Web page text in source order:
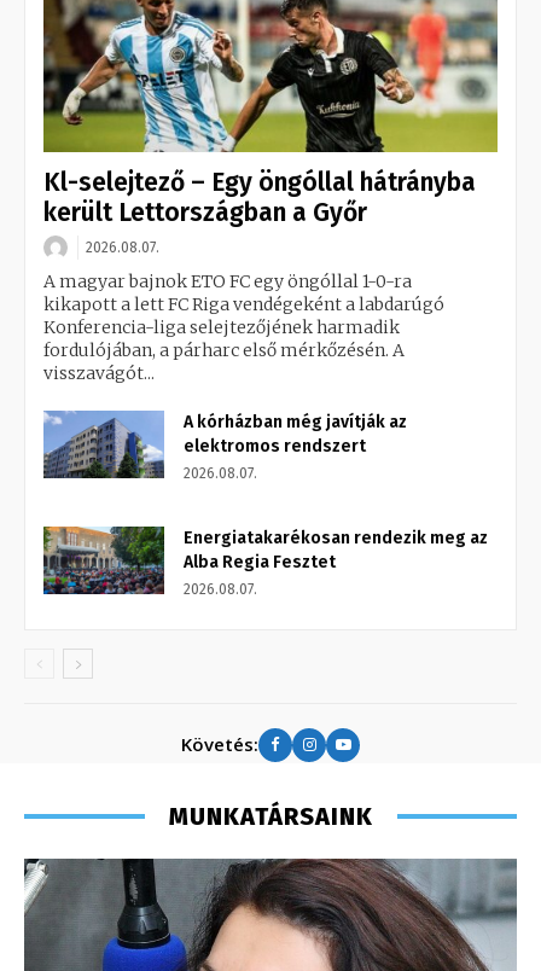
Kl-selejtező – Egy öngóllal hátrányba
került Lettországban a Győr
2026.08.07.
A magyar bajnok ETO FC egy öngóllal 1-0-ra
kikapott a lett FC Riga vendégeként a labdarúgó
Konferencia-liga selejtezőjének harmadik
fordulójában, a párharc első mérkőzésén. A
visszavágót...
A kórházban még javítják az
elektromos rendszert
2026.08.07.
Energiatakarékosan rendezik meg az
Alba Regia Fesztet
2026.08.07.
Követés:
MUNKATÁRSAINK